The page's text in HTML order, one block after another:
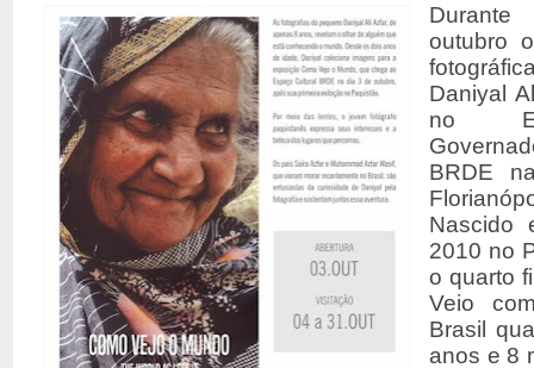
outubro
Daniyal
no
BRDE
Nascido
2010 no
o quarto
Veio
Brasil
anos e 8